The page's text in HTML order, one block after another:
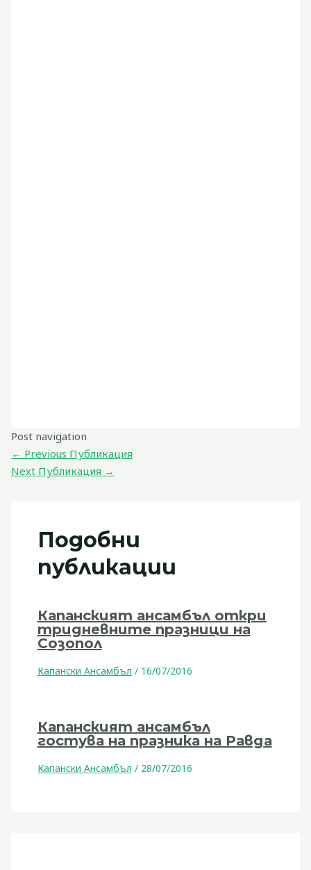
Post navigation
← Previous Публикация
Next Публикация →
Подобни
публикации
Капанският ансамбъл откри
тридневните празници на
Созопол
Капански Ансамбъл / 16/07/2016
Капанският ансамбъл
гостува на празника на Равда
Капански Ансамбъл / 28/07/2016